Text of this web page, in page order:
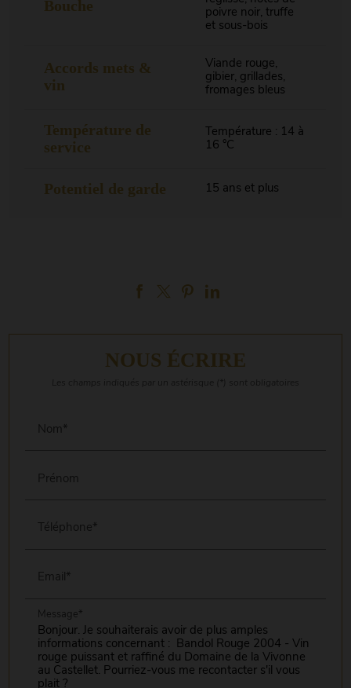
Bouche
poivre noir, truffe
et sous-bois
Accords mets &
vin
Viande rouge,
gibier, grillades,
fromages bleus
Température de
service
Température : 14 à
16 °C
Potentiel de garde 15 ans et plus
NOUS ÉCRIRE
Nom*
Prénom
Téléphone*
Email*
Message*